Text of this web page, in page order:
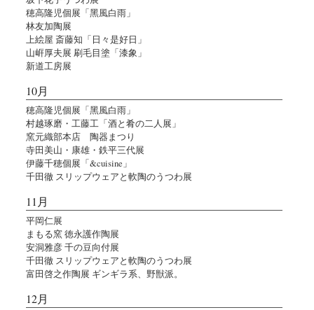
穂高隆児個展「黑風白雨」
林友加陶展
上絵屋 斎藤知「日々是好日」
山㟁厚夫展 刷毛目塗「漆象」
新道工房展
10月
穂高隆児個展「黑風白雨」
村越琢磨・工藤工「酒と肴の二人展」
窯元織部本店 陶器まつり
寺田美山・康雄・鉄平三代展
伊藤千穂個展「&cuisine」
千田徹 スリップウェアと軟陶のうつわ展
11月
平岡仁展
まもる窯 徳永護作陶展
安洞雅彦 千の豆向付展
千田徹 スリップウェアと軟陶のうつわ展
富田啓之作陶展 ギンギラ系、野獣派。
12月